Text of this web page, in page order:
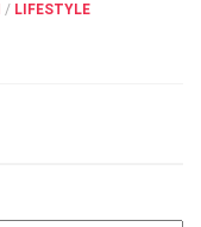
/ LIFESTYLE